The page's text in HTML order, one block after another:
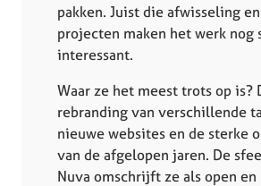
pakken. Juist die afwisseling
projecten maken het werk nog
interessant.
Waar ze het meest trots op is?
rebranding van verschillende
nieuwe websites en de sterke
van de afgelopen jaren. De
Nuva omschrijft ze als open en